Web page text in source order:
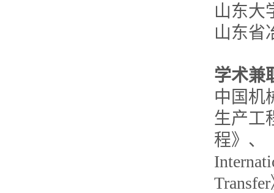
山东大
山东省
学术兼
中国机
生产工
程》、